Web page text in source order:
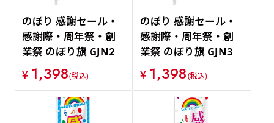
のぼり 感謝セール・
感謝際・周年祭・創
業祭 のぼり旗 GJN2
¥ 1,398(税込)
のぼり 感謝セール・
感謝際・周年祭・創
業祭 のぼり旗 GJN3
¥ 1,398(税込)